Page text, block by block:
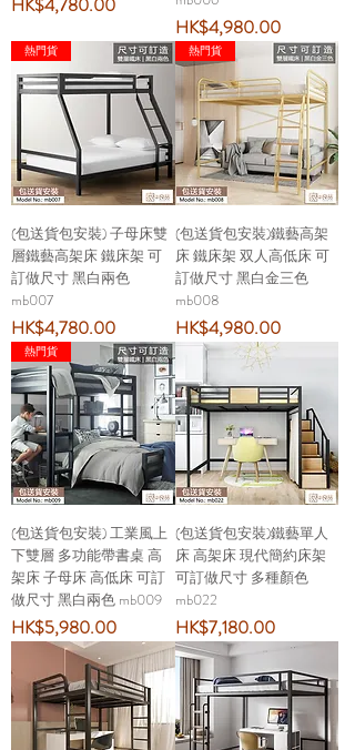
HK$4,780.00
價格
HK$4,980.00
熱門貨
(包送貨包安裝) 子母床雙
層鐵藝高架床 鐵床架 可
訂做尺寸 黑白兩色
mb007
價格
HK$4,780.00
熱門貨
(包送貨包安裝)鐵藝高架
床 鐵床架 双人高低床 可
訂做尺寸 黑白金三色
mb008
價格
HK$4,980.00
熱門貨
(包送貨包安裝) 工業風上
下雙層 多功能帶書桌 高
架床 子母床 高低床 可訂
做尺寸 黑白兩色 mb009
價格
HK$5,980.00
(包送貨包安裝)鐵藝單人
床 高架床 現代簡約床架
可訂做尺寸 多種顏色
mb022
價格
HK$7,180.00